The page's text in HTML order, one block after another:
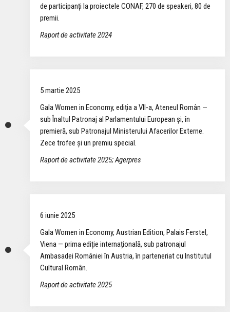
de participanți la proiectele CONAF, 270 de speakeri, 80 de
premii.
Raport de activitate 2024
5 martie 2025
Gala Women in Economy, ediția a VII-a, Ateneul Român —
sub Înaltul Patronaj al Parlamentului European și, în
premieră, sub Patronajul Ministerului Afacerilor Externe.
Zece trofee și un premiu special.
Raport de activitate 2025; Agerpres
6 iunie 2025
Gala Women in Economy, Austrian Edition, Palais Ferstel,
Viena — prima ediție internațională, sub patronajul
Ambasadei României în Austria, în parteneriat cu Institutul
Cultural Român.
Raport de activitate 2025